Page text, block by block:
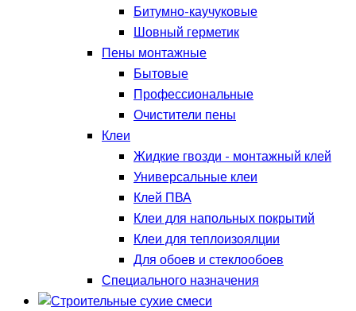
Битумно-каучуковые
Шовный герметик
Пены монтажные
Бытовые
Профессиональные
Очистители пены
Клеи
Жидкие гвозди - монтажный клей
Универсальные клеи
Клей ПВА
Клеи для напольных покрытий
Клеи для теплоизоялции
Для обоев и стеклообоев
Специального назначения